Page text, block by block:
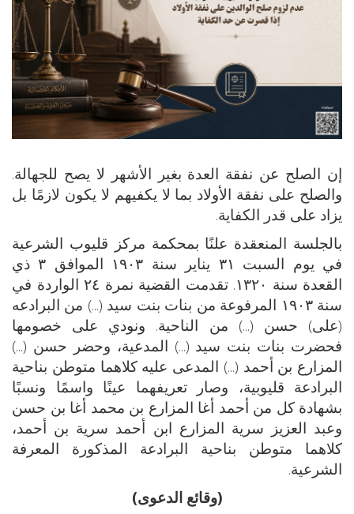
إن الصلح عن نفقة العدة بغير الأشهر لا يصح للجهالة.
والصلح على نفقة الأولاد بما لا يكفيهم لا يكون لازمًا بل
يزاد على قدر الكفاية.
بالجلسة المنعقدة علنًا بمحكمة مركز قليوب الشرعية
في يوم السبت ٣١ يناير سنة ١٩٠٣ الموافق ٣ ذي
القعدة سنة ١٣٢٠. تقدمت القضية نمرة ٢٤ الواردة في
سنة ١٩٠٣ المرفوعة من بنات بنت سيد (...) من البرادعه
(على) حسن (...) من الناحية. ونودي على خصومها
فحضرت بنات بنت سيد (...) المدعية، وحضر حسن (...)
المزارع بن أحمد (...) المدعى عليه كلاهما متوطن بناحية
البرادعة قليوبية، وصار تعريفهما عينًا واسمًا ونسبًا
بشهادة كل من أحمد أغا المزارع بن محمد أغا بن حسن
وعبد العزيز سرية المزارع ابن أحمد سرية بن أحمد،
كلاهما متوطن بناحية البرادعة المذكورة المعرفة
الشرعية.
(وقائع الدعوى)